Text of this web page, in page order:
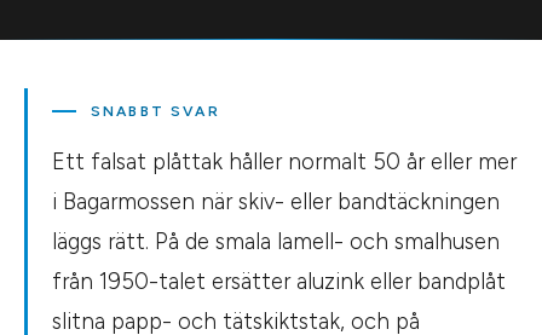
SNABBT SVAR
Ett falsat plåttak håller normalt 50 år eller mer
i Bagarmossen när skiv- eller bandtäckningen
läggs rätt. På de smala lamell- och smalhusen
från 1950-talet ersätter aluzink eller bandplåt
slitna papp- och tätskiktstak, och på